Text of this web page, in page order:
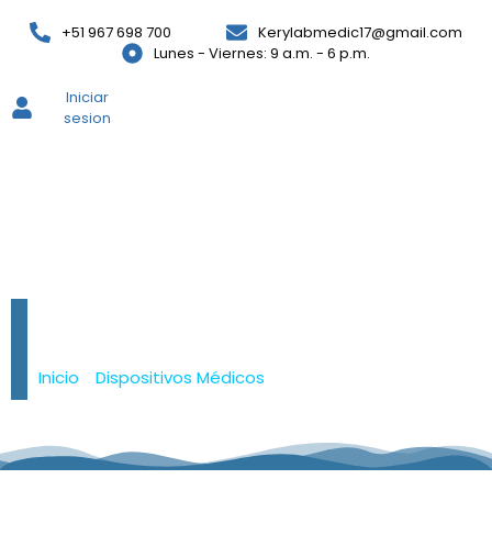
+51 967 698 700
Kerylabmedic17@gmail.com
Lunes - Viernes: 9 a.m. - 6 p.m.
Iniciar
sesion
Orina X2L
Inicio Dispositivos Médicos